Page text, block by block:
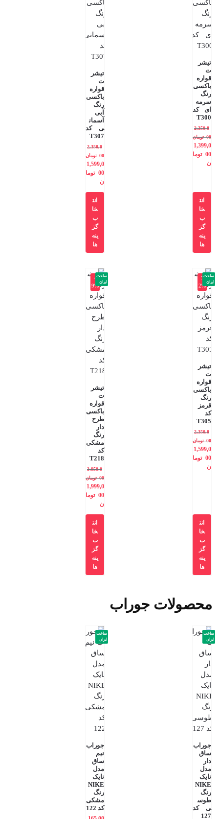
تیشر
ت
قواره
باکسی
رنگ
سرمه
ای کد
T300
2,350,0
00 تومان
1,399,0
00 توما
ن
انت
خا
ب
گز
ینه
ها
تیشر
ت
قواره
باکسی
رنگ
آبی
آسمان
ی کد
T307
2,350,0
00 تومان
1,599,0
00 توما
ن
انت
خا
ب
گز
ینه
ها
-3
2%
تیشر
ت
قواره
باکسی
رنگ
قرمز
کد
T305
2,350,0
00 تومان
1,599,0
00 توما
ن
ساخت
ایران
انت
خا
ب
گز
ینه
ها
-4
9%
تیشر
ت
قواره
باکسی
طرح
دار
رنگ
مشکی
کد
T218
3,950,0
00 تومان
1,999,0
00 توما
ن
ساخت
ایران
انت
خا
ب
گز
ینه
ها
محصولات جوراب
جوراب
ساق
دار
مدل
نایک
NIKE
رنگ
طوس
ی کد
127
ساخت
ایران
جوراب
نیم
ساق
مدل
نایک
NIKE
رنگ
مشکی
کد 122
ساخت
ایران